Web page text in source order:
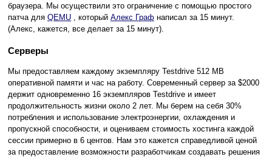
браузера. Мы осуществили это ограничение с помощью простого
патча для QEMU , который Алекс Граф написал за 15 минут.
(Алекс, кажется, все делает за 15 минут).
Серверы
Мы предоставляем каждому экземпляру Testdrive 512 MB
оперативной памяти и час на работу. Современный сервер за $2000
держит одновременно 16 экземпляров Testdrive и имеет
продолжительность жизни около 2 лет. Мы берем на себя 30%
потребления и использование электроэнергии, охлаждения и
пропускной способности, и оцениваем стоимость хостинга каждой
сессии примерно в 6 центов. Нам это кажется справедливой ценой
за предоставление возможности разработчикам создавать решения